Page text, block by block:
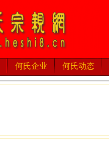
何氏企业 何氏动态